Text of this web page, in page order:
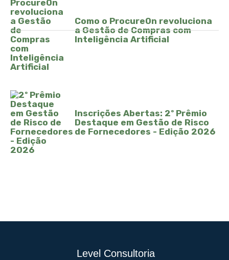
Como o ProcureOn revoluciona
a Gestão de Compras com
Inteligência Artificial
Inscrições Abertas: 2º Prêmio
Destaque em Gestão de Risco
de Fornecedores - Edição 2026
Level Consultoria